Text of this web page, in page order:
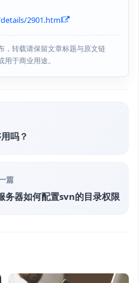
2901.html
，转载请保留文章标题与原文链
于商业用途。
吗？
篇
务器如何配置svn的目录权限